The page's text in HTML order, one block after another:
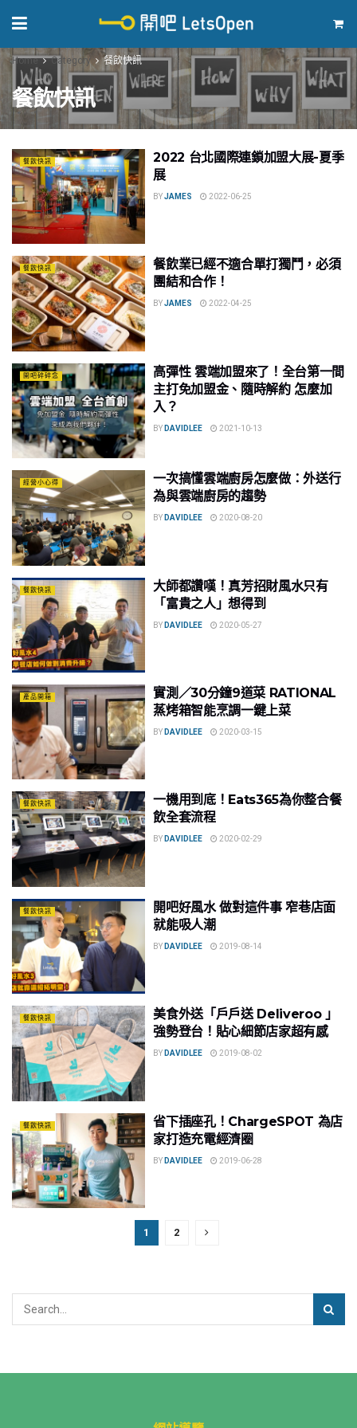
Home Category 餐飲快訊
餐飲快訊
餐飲快訊
2022 台北國際連鎖加盟大展-夏季
展
BYJAMES 2022-06-25
餐飲快訊
餐飲業已經不適合單打獨鬥，必須
團結和合作！
BYJAMES 2022-04-25
開吧碎碎念
高彈性 雲端加盟來了！全台第一間
主打免加盟金、隨時解約 怎麼加
入？
BY DAVIDLEE 2021-10-13
經營小心得
一次搞懂雲端廚房怎麼做：外送行
為與雲端廚房的趨勢
BY DAVIDLEE 2020-08-20
餐飲快訊
大師都讚嘆！真芳招財風水只有
「富貴之人」想得到
BY DAVIDLEE 2020-05-27
產品開箱
實測／30分鐘9道菜 RATIONAL
蒸烤箱智能烹調一鍵上菜
BY DAVIDLEE 2020-03-15
餐飲快訊
一機用到底！Eats365為你整合餐
飲全套流程
BY DAVIDLEE 2020-02-29
餐飲快訊
開吧好風水 做對這件事 窄巷店面
就能吸人潮
BY DAVIDLEE 2019-08-14
餐飲快訊
美食外送「戶戶送 Deliveroo 」
強勢登台！貼心細節店家超有感
BY DAVIDLEE 2019-08-02
餐飲快訊
省下插座孔！ChargeSPOT 為店
家打造充電經濟圈
BY DAVIDLEE 2019-06-28
1 2